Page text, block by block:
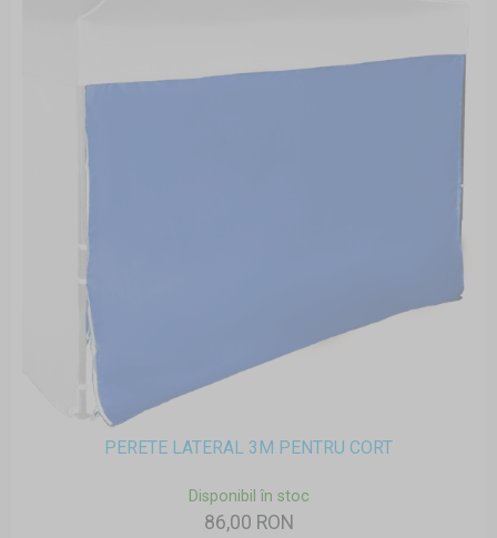
PERETE LATERAL 3M PENTRU CORT
Disponibil în stoc
86,00 RON